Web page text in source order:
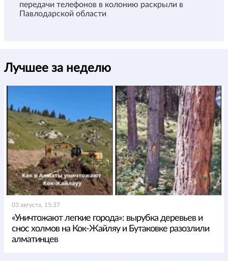
передачи телефонов в колонию раскрыли в
Павлодарской области
Лучшее за неделю
03 августа, 15:37
«Уничтожают легкие города»: вырубка деревьев и
снос холмов на Кок-Жайляу и Бутаковке разозлили
алматинцев